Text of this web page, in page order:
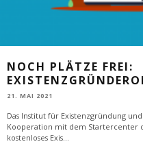
NOCH PLÄTZE FREI:
21. MAI 2021
Das Institut für Existenzgründung
Kooperation mit dem Startercenter
kostenloses Exis...